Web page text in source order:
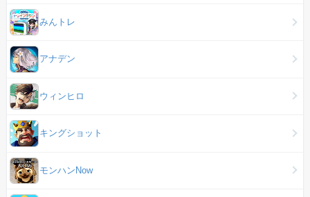
みんトレ
アナデン
ウィンヒロ
キングショット
モンハンNow